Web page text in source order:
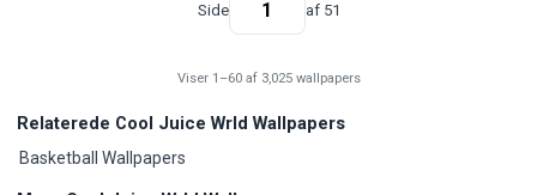
Side af 51
Viser 1–60 af 3,025 wallpapers
Relaterede Cool Juice Wrld Wallpapers
Basketball Wallpapers